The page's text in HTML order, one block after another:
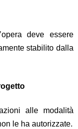
deve essere
stabilito dalla
alle modalità
le ha autorizzate.